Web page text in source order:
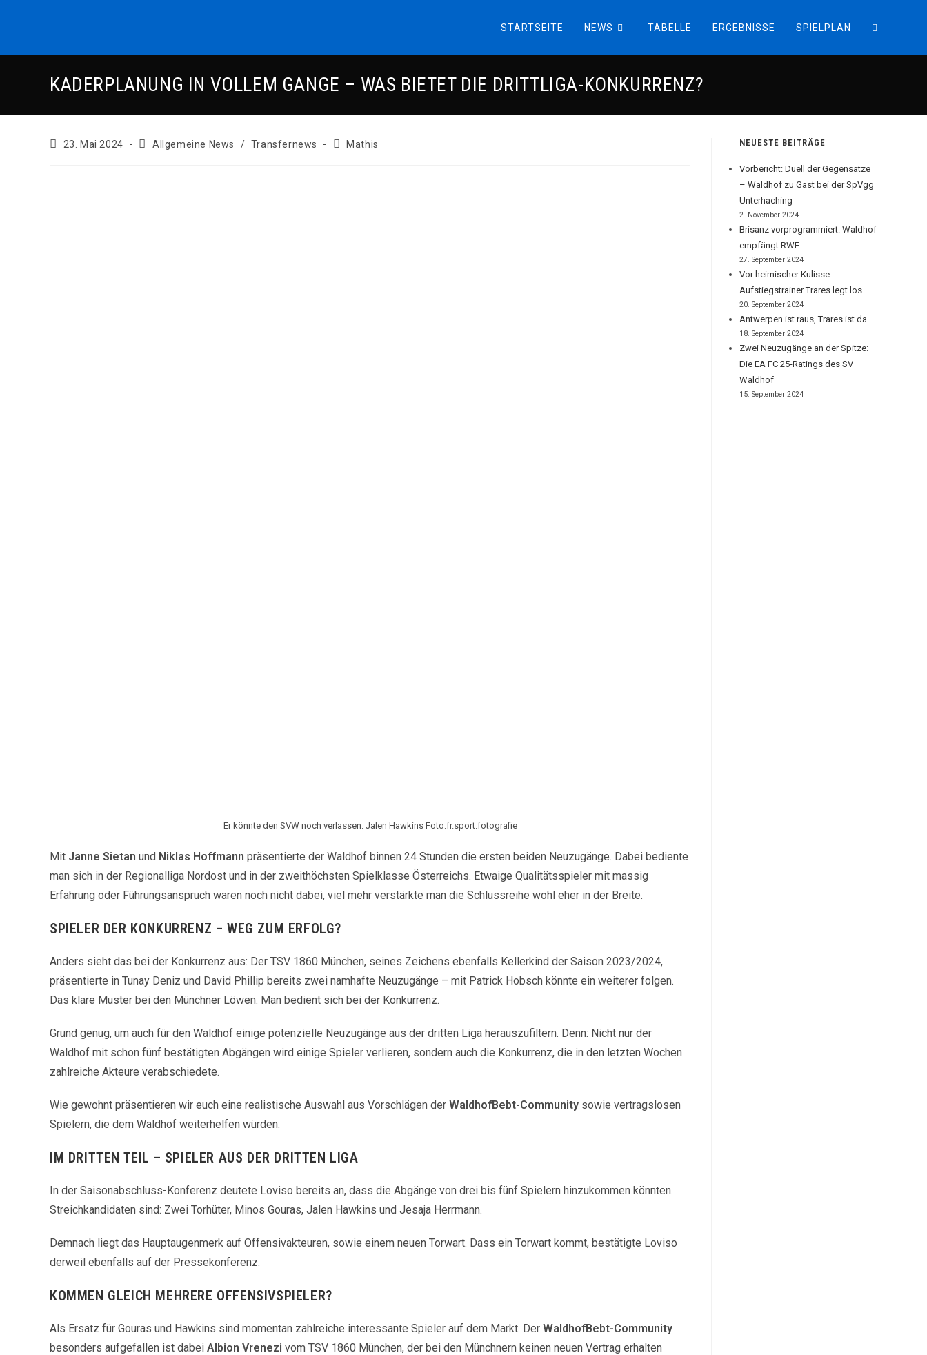
STARTSEITE NEWS TABELLE ERGEBNISSE SPIELPLAN WEBSITE-
KADERPLANUNG IN VOLLEM GANGE – WAS BIETET DIE DRITTLIGA-KONKURRENZ?
Beitrag
23. Mai 2024
Beitrags-
Allgemeine News / Transfernews
Beitrags-
Mathis
Er könnte den SVW noch verlassen: Jalen Hawkins Foto:fr.sport.fotografie
Mit Janne Sietan und Niklas Hoffmann präsentierte der Waldhof binnen 24 Stunden die ersten beiden Neuzugänge. Dabei bediente
man sich in der Regionalliga Nordost und in der zweithöchsten Spielklasse Österreichs. Etwaige Qualitätsspieler mit massig
Erfahrung oder Führungsanspruch waren noch nicht dabei, viel mehr verstärkte man die Schlussreihe wohl eher in der Breite.
SPIELER DER KONKURRENZ – WEG ZUM ERFOLG?
Anders sieht das bei der Konkurrenz aus: Der TSV 1860 München, seines Zeichens ebenfalls Kellerkind der Saison 2023/2024,
präsentierte in Tunay Deniz und David Phillip bereits zwei namhafte Neuzugänge – mit Patrick Hobsch könnte ein weiterer folgen.
Das klare Muster bei den Münchner Löwen: Man bedient sich bei der Konkurrenz.
Grund genug, um auch für den Waldhof einige potenzielle Neuzugänge aus der dritten Liga herauszufiltern. Denn: Nicht nur der
Waldhof mit schon fünf bestätigten Abgängen wird einige Spieler verlieren, sondern auch die Konkurrenz, die in den letzten Wochen
zahlreiche Akteure verabschiedete.
Wie gewohnt präsentieren wir euch eine realistische Auswahl aus Vorschlägen der WaldhofBebt-Community sowie vertragslosen
Spielern, die dem Waldhof weiterhelfen würden:
IM DRITTEN TEIL – SPIELER AUS DER DRITTEN LIGA
In der Saisonabschluss-Konferenz deutete Loviso bereits an, dass die Abgänge von drei bis fünf Spielern hinzukommen könnten.
Streichkandidaten sind: Zwei Torhüter, Minos Gouras, Jalen Hawkins und Jesaja Herrmann.
Demnach liegt das Hauptaugenmerk auf Offensivakteuren, sowie einem neuen Torwart. Dass ein Torwart kommt, bestätigte Loviso
derweil ebenfalls auf der Pressekonferenz.
KOMMEN GLEICH MEHRERE OFFENSIVSPIELER?
Als Ersatz für Gouras und Hawkins sind momentan zahlreiche interessante Spieler auf dem Markt. Der WaldhofBebt-Community
besonders aufgefallen ist dabei Albion Vrenezi vom TSV 1860 München, der bei den Münchnern keinen neuen Vertrag erhalten
NEUESTE BEITRÄGE
Vorbericht: Duell der Gegensätze
– Waldhof zu Gast bei der SpVgg
Unterhaching
2. November 2024
Brisanz vorprogrammiert: Waldhof
empfängt RWE
27. September 2024
Vor heimischer Kulisse:
Aufstiegstrainer Trares legt los
20. September 2024
Antwerpen ist raus, Trares ist da
18. September 2024
Zwei Neuzugänge an der Spitze:
Die EA FC 25-Ratings des SV
Waldhof
15. September 2024